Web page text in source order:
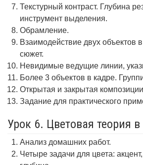
Текстурный контраст. Глубина
инструмент выделения.
Обрамление.
Взаимодействие двух объектов
сюжет.
Невидимые ведущие линии,
Более 3 объектов в кадре.
Открытая и закрытая
Задание для практического
Урок 6. Цветовая теория
Анализ домашних работ.
Четыре задачи для цвета: